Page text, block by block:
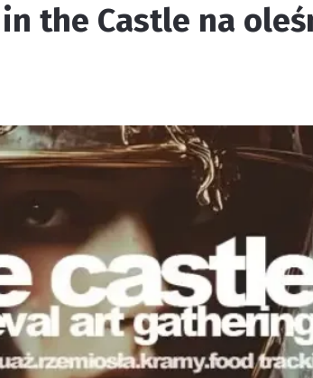
the Castle na